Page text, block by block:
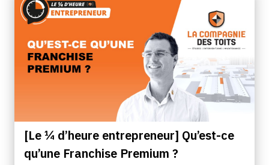
[Le ¼ d’heure entrepreneur] Qu’est-ce
qu’une Franchise Premium ?